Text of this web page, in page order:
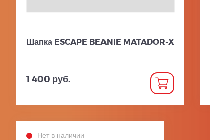
Шапка ESCAPE BEANIE MATADOR-X
1 400 руб.
Нет в наличии